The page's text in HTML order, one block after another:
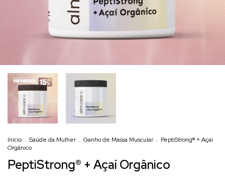
Início . Saúde da Mulher . Ganho de Massa Muscular . PeptiStrong®️ + Açaí
Orgânico
PeptiStrong®️ + Açaí Orgânico